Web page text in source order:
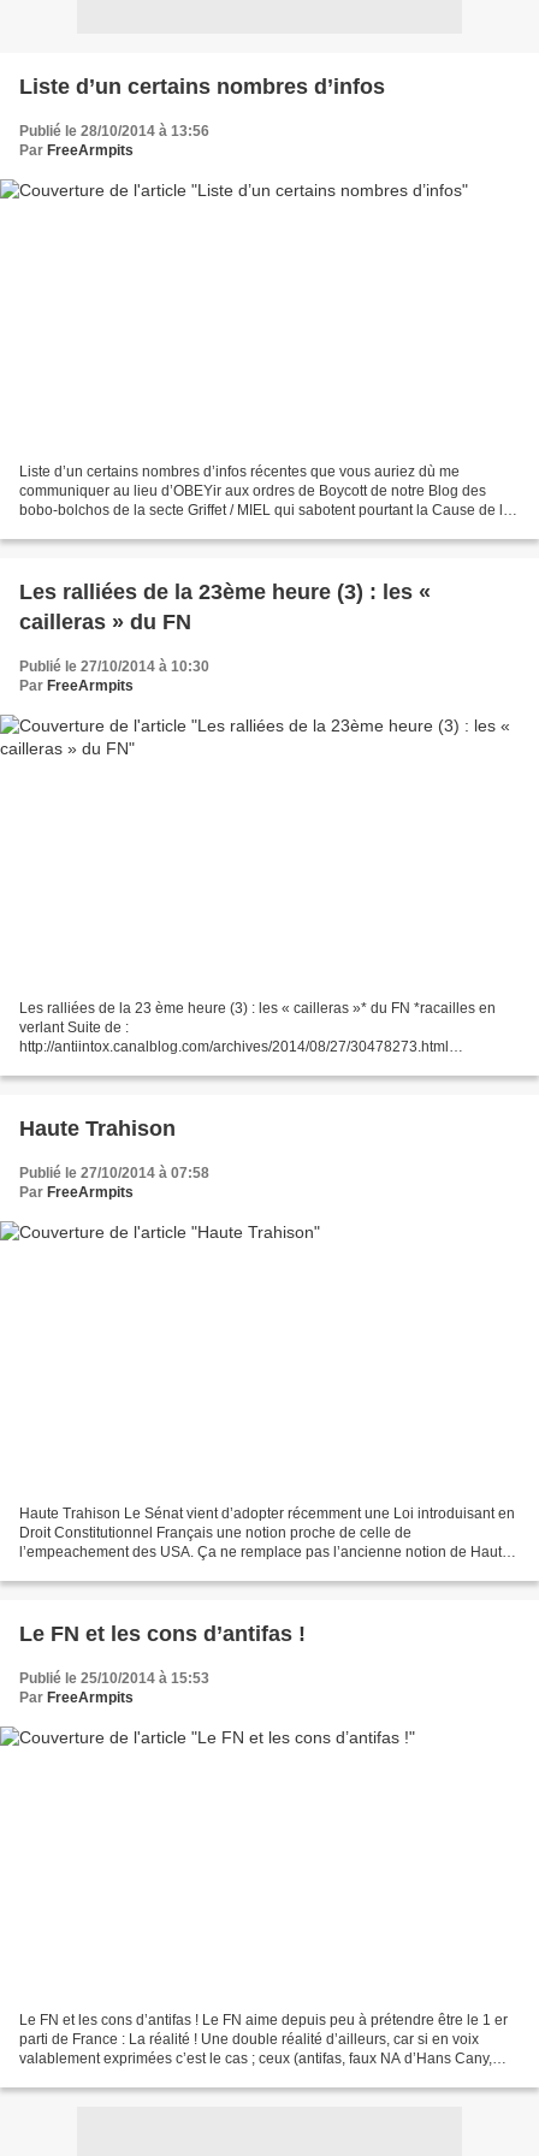
Liste d’un certains nombres d’infos
Publié le 28/10/2014 à 13:56
Par FreeArmpits
Liste d’un certains nombres d’infos récentes que vous auriez dù me
communiquer au lieu d’OBEYir aux ordres de Boycott de notre Blog des
bobo-bolchos de la secte Griffet / MIEL qui sabotent pourtant la Cause de la
Les ralliées de la 23ème heure (3) : les «
cailleras » du FN
Publié le 27/10/2014 à 10:30
Par FreeArmpits
Les ralliées de la 23 ème heure (3) : les « cailleras »* du FN *racailles en
verlant Suite de :
http://antiintox.canalblog.com/archives/2014/08/27/30478273.html
L’antisémitisme / anti américano-sionisme...
Haute Trahison
Publié le 27/10/2014 à 07:58
Par FreeArmpits
Haute Trahison Le Sénat vient d’adopter récemment une Loi introduisant en
Droit Constitutionnel Français une notion proche de celle de
l’empeachement des USA. Ça ne remplace pas l’ancienne notion de Haute
http://www.lemonde.fr/politique/article/2014/10/22/adoption-definitive-du-
Le FN et les cons d’antifas !
Publié le 25/10/2014 à 15:53
Par FreeArmpits
Le FN et les cons d’antifas ! Le FN aime depuis peu à prétendre être le 1 er
parti de France : La réalité ! Une double réalité d’ailleurs, car si en voix
valablement exprimées c’est le cas ; ceux (antifas, faux NA d’Hans Cany,